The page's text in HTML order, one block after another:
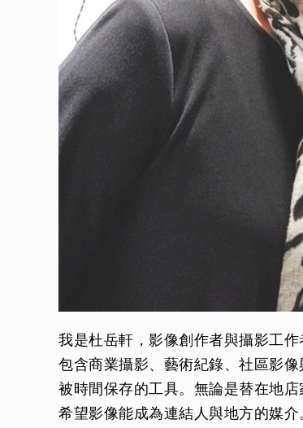
我是杜岳軒，影像創作者與攝影工
包含商業攝影、藝術紀錄、社區影
被時間保存的工具。無論是替在地
希望影像能成為連結人與地方的媒